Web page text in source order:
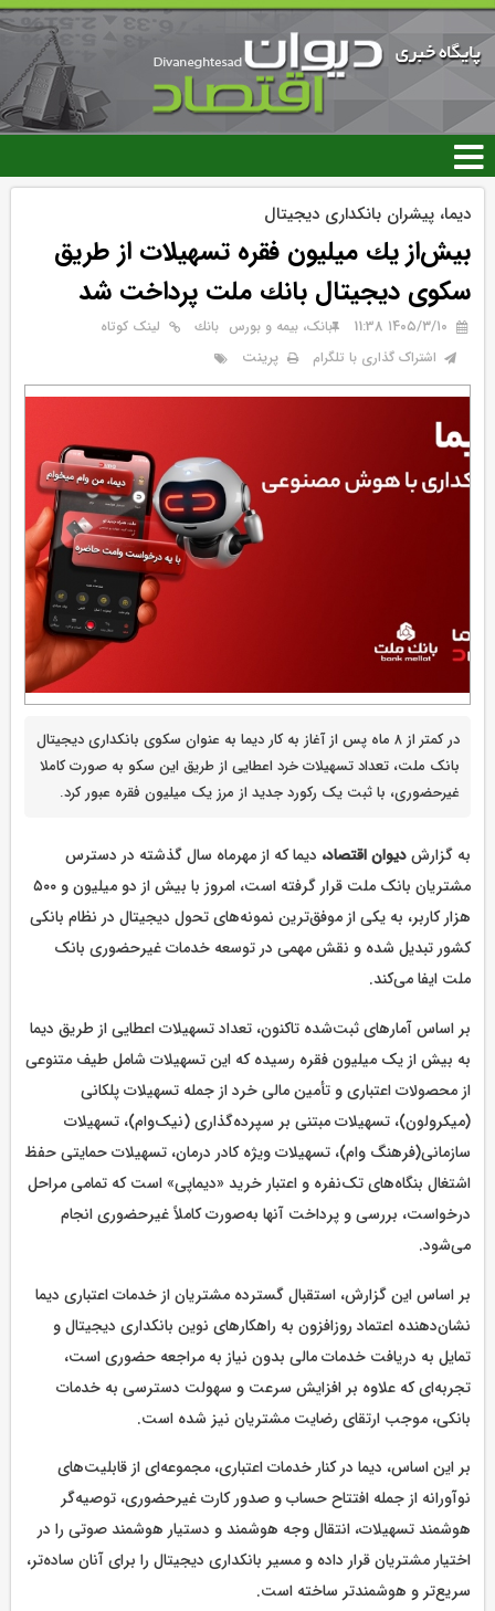
رفتن
محتوای
اصلی
دیما، پیشران بانكداری دیجیتال
بیش‌از یك میلیون فقره تسهیلات از طریق
سكوی دیجیتال بانك ملت پرداخت شد
۱۴۰۵/۳/۱۰ 11:38 بانک، بیمه و بورس بانك
لینک کوتاه
اشتراک گذاری با تلگرام
پرینت
در کمتر از ۸ ماه پس از آغاز به کار دیما به عنوان سکوی بانکداری دیجیتال
بانک ملت، تعداد تسهیلات خرد اعطایی از طریق این سکو به صورت کاملا
غیرحضوری، با ثبت یک رکورد جدید از مرز یک میلیون فقره عبور کرد.
به گزارشدیوان اقتصاد، دیما که از مهرماه سال گذشته در دسترس
مشتریان بانک ملت قرار گرفته است، امروز با بیش از دو میلیون و ۵۰۰
هزار کاربر، به یکی از موفق‌ترین نمونه‌های تحول دیجیتال در نظام بانکی
کشور تبدیل شده و نقش مهمی در توسعه خدمات غیرحضوری بانک
ملت ایفا می‌کند.
بر اساس آمارهای ثبت‌شده تاکنون، تعداد تسهیلات اعطایی از طریق دیما
به بیش از یک میلیون فقره رسیده که این تسهیلات شامل طیف متنوعی
از محصولات اعتباری و تأمین مالی خرد از جمله تسهیلات پلکانی
(میکرولون)، تسهیلات مبتنی بر سپرده‌گذاری (نیک‌وام)، تسهیلات
سازمانی(فرهنگ وام)، تسهیلات ویژه کادر درمان، تسهیلات حمایتی حفظ
اشتغال بنگاه‌های تک‌نفره و اعتبار خرید «دیماپی» است که تمامی مراحل
درخواست، بررسی و پرداخت آنها به‌صورت کاملاً غیرحضوری انجام
می‌شود.
بر اساس این گزارش، استقبال گسترده مشتریان از خدمات اعتباری دیما
نشان‌دهنده اعتماد روزافزون به راهکارهای نوین بانکداری دیجیتال و
تمایل به دریافت خدمات مالی بدون نیاز به مراجعه حضوری است،
تجربه‌ای که علاوه بر افزایش سرعت و سهولت دسترسی به خدمات
بانکی، موجب ارتقای رضایت مشتریان نیز شده است.
بر این اساس، دیما در کنار خدمات اعتباری، مجموعه‌ای از قابلیت‌های
نوآورانه از جمله افتتاح حساب و صدور کارت غیرحضوری، توصیه‌گر
هوشمند تسهیلات، انتقال وجه هوشمند و دستیار هوشمند صوتی را در
اختیار مشتریان قرار داده و مسیر بانکداری دیجیتال را برای آنان ساده‌تر،
سریع‌تر و هوشمندتر ساخته است.